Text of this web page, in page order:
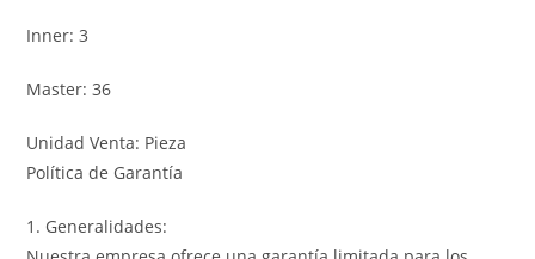
Inner: 3
Master: 36
Unidad Venta: Pieza
Política de Garantía
1. Generalidades: